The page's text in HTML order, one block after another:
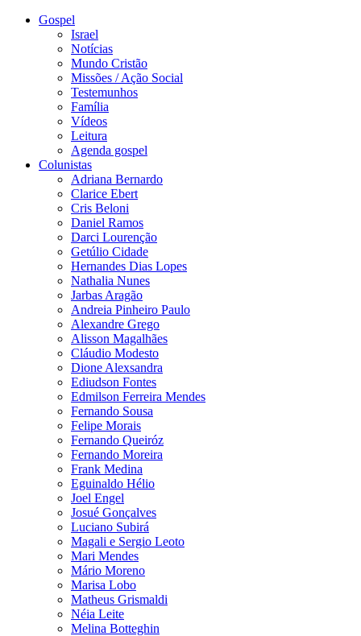
Gospel
Israel
Notícias
Mundo Cristão
Missões / Ação Social
Testemunhos
Família
Vídeos
Leitura
Agenda gospel
Colunistas
Adriana Bernardo
Clarice Ebert
Cris Beloni
Daniel Ramos
Darci Lourenção
Getúlio Cidade
Hernandes Dias Lopes
Nathalia Nunes
Jarbas Aragão
Andreia Pinheiro Paulo
Alexandre Grego
Alisson Magalhães
Cláudio Modesto
Dione Alexsandra
Ediudson Fontes
Edmilson Ferreira Mendes
Fernando Sousa
Felipe Morais
Fernando Queiróz
Fernando Moreira
Frank Medina
Eguinaldo Hélio
Joel Engel
Josué Gonçalves
Luciano Subirá
Magali e Sergio Leoto
Mari Mendes
Mário Moreno
Marisa Lobo
Matheus Grismaldi
Néia Leite
Melina Botteghin